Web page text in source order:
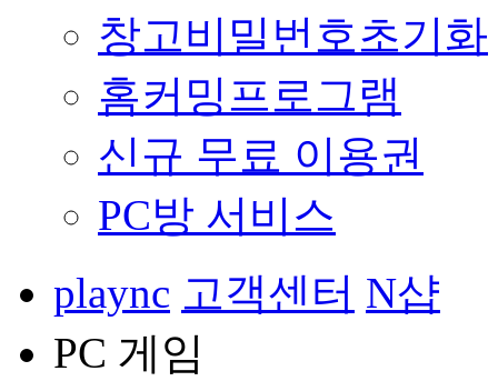
창고비밀번호초기화
홈커밍프로그램
신규 무료 이용권
PC방 서비스
plaync 고객센터 N샵
PC 게임